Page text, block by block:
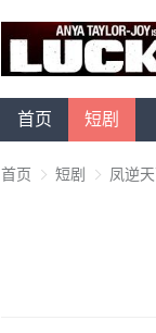
首页 短剧
首页 短剧 凤逆